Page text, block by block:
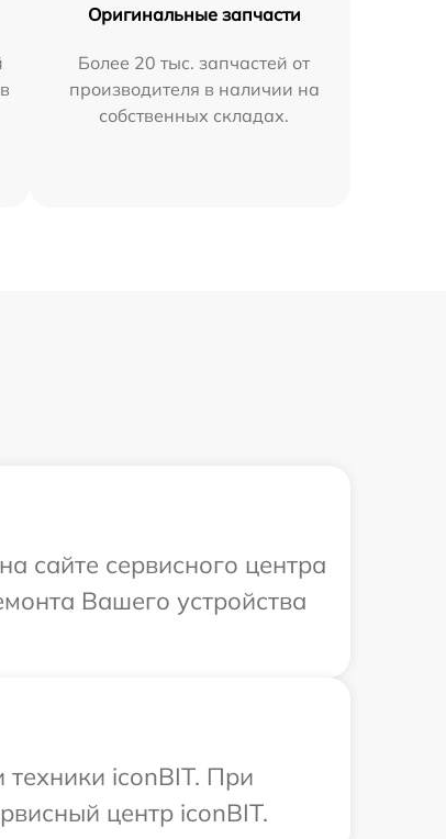
Оригинальные запчасти
Более 20 тыс. запчастей от
производителя в наличии на
собственных складах.
сайте сервисного центра
Вашего устройства
iconBIT. При
центр iconBIT.